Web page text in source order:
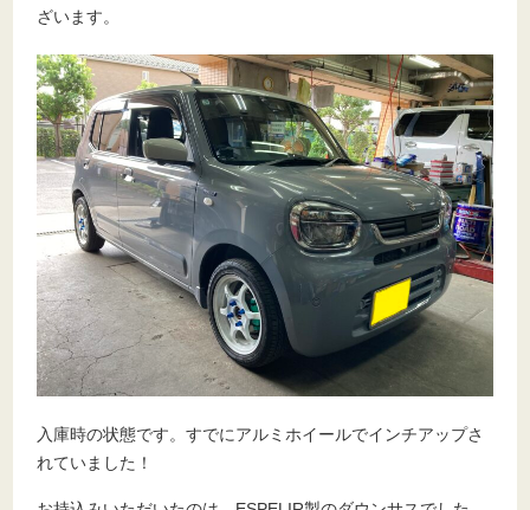
ざいます。
入庫時の状態です。すでにアルミホイールでインチアップさ
れていました！